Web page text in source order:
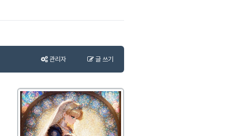
관리자 글 쓰기